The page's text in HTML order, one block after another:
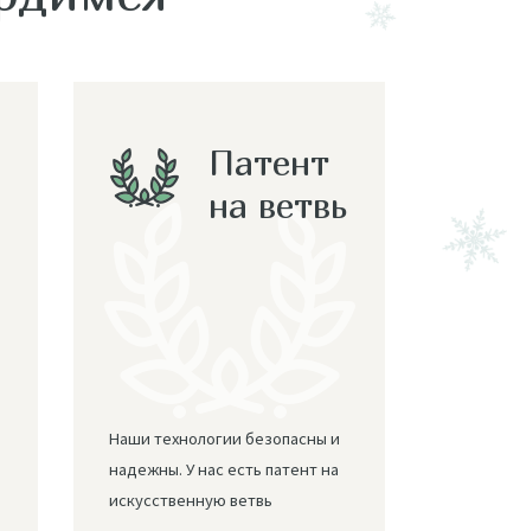
Патент
на ветвь
Наши технологии безопасны и
надежны. У нас есть патент на
искусственную ветвь